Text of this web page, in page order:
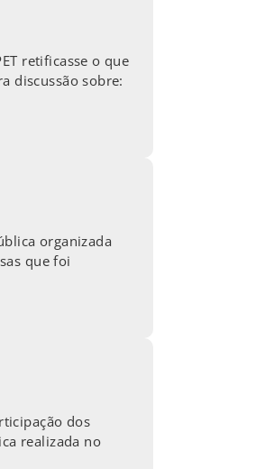
retificasse o que
discussão sobre:
organizada
que foi
dos
realizada no